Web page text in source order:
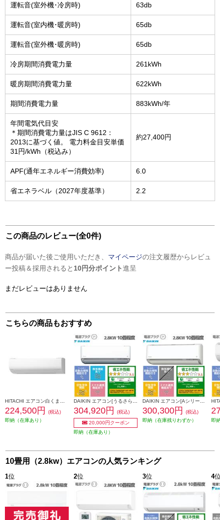
運転音(室外機･冷房時) 63db
運転音(室内機･暖房時) 65db
運転音(室外機･暖房時) 65db
冷房期間消費電力量 261kWh
暖房期間消費電力量 622kWh
期間消費電力量 883kWh/年
年間電気代目安
＊期間消費電力量はJIS C 9612：
2013に基づく値。 電力料金目安単価
31円/kWh（税込み）
約27,400円
APF(通年エネルギー消費効率) 6.0
省エネラベル（2027年度基準） 2.2
この商品のレビュー(全0件)
商品が届いた後ご使用いただき、 マイページの注文履歴からレビュ
ー投稿＆採用されると 10円分ポイント進呈
まだレビューはありません
こちらの商品もおすすめ
224,500円
(税込)
即納（在庫あり）
304,920円
(税込)
20,000円クーポン
即納（在庫あり）
300,300円
(税込)
即納（在庫残りわずか）
即
10畳用（2.8kw）エアコンの人気ランキング
1位 2位 3位 4